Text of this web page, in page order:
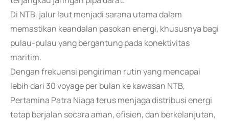
Di NTB, jalur laut menjadi sarana utama dalam
memastikan keandalan pasokan energi, khususnya bagi
pulau-pulau yang bergantung pada konektivitas
maritim.
Dengan frekuensi pengiriman rutin yang mencapai
lebih dari 30 voyage per bulan ke kawasan NTB,
Pertamina Patra Niaga terus menjaga distribusi energi
tetap berjalan secara aman, efisien, dan berkelanjutan,